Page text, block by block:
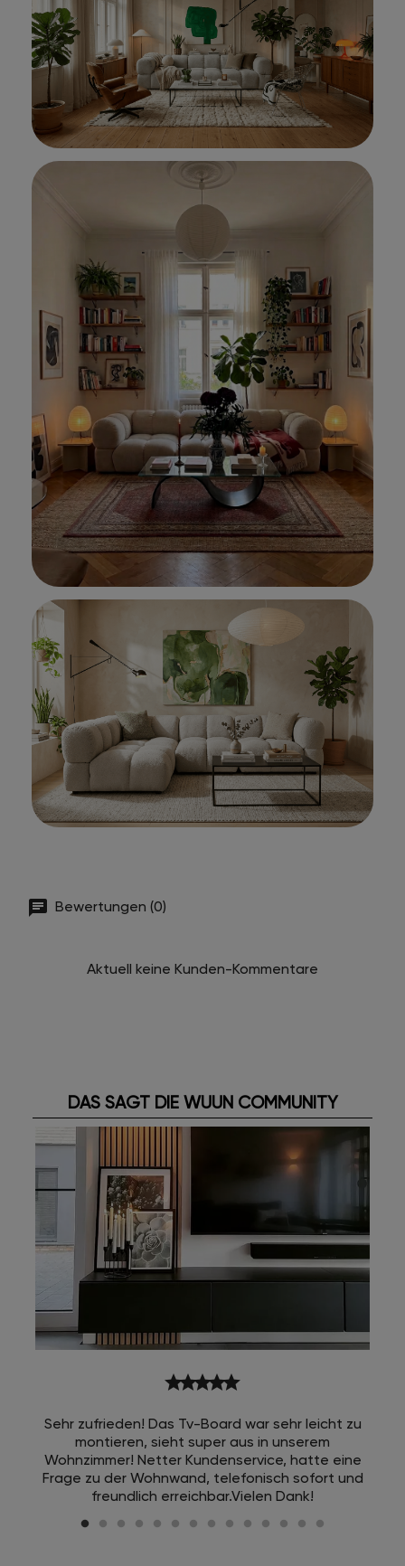
Bewertungen (0)
Aktuell keine Kunden-Kommentare
DAS SAGT DIE WUUN COMMUNITY
starstarstarstarstar
Sehr zufrieden! Das Tv-Board war sehr leicht zu
montieren, sieht super aus in unserem
Wohnzimmer! Netter Kundenservice, hatte eine
Frage zu der Wohnwand, telefonisch sofort und
freundlich erreichbar.Vielen Dank!